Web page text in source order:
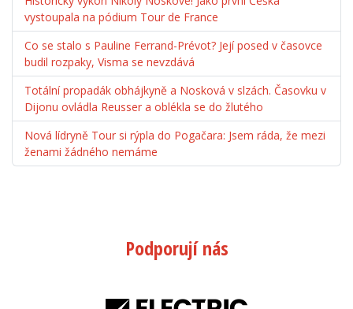
vystoupala na pódium Tour de France
Co se stalo s Pauline Ferrand-Prévot? Její posed v časovce
budil rozpaky, Visma se nevzdává
Totální propadák obhájkyně a Nosková v slzách. Časovku v
Dijonu ovládla Reusser a oblékla se do žlutého
Nová lídryně Tour si rýpla do Pogačara: Jsem ráda, že mezi
ženami žádného nemáme
Podporují nás